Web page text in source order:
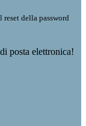
della password
posta elettronica!